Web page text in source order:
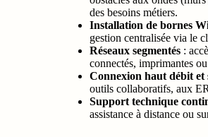
des besoins métiers.
Installation de bornes
gestion centralisée via le
Réseaux segmentés :
connectés, imprimantes
Connexion haut débit et
outils collaboratifs, aux
Support technique
assistance à distance ou